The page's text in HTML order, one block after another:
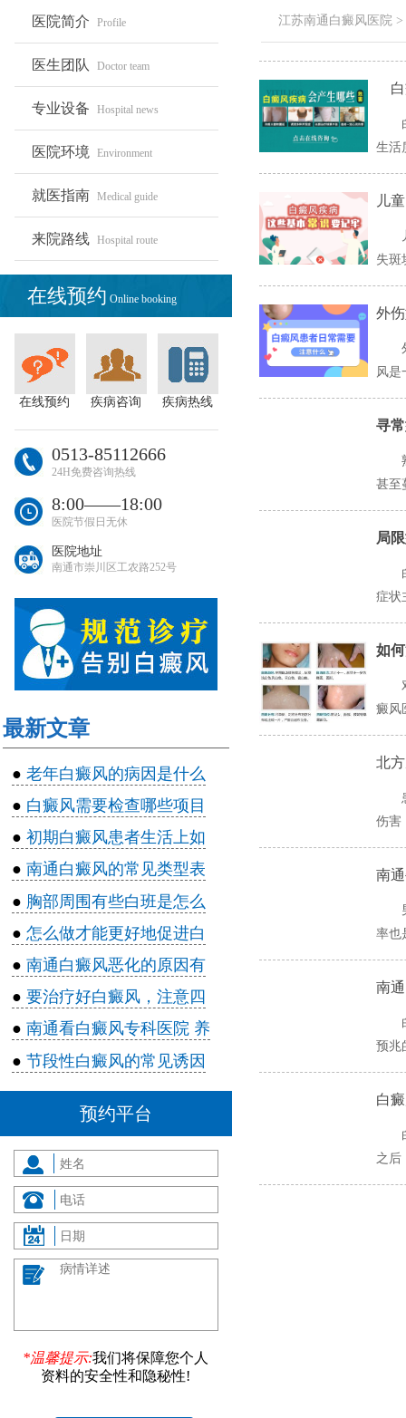
医院简介 Profile
医生团队 Doctor team
专业设备 Hospital news
医院环境 Environment
就医指南 Medical guide
来院路线 Hospital route
在线预约 Online booking
在线预约 疾病咨询 疾病热线
0513-85112666
24H免费咨询热线
8:00――18:00
医院节假日无休
医院地址
南通市崇川区工农路252号
最新文章
● 老年白癜风的病因是什么
● 白癜风需要检查哪些项目
● 初期白癜风患者生活上如
● 南通白癜风的常见类型表
● 胸部周围有些白班是怎么
● 怎么做才能更好地促进白
● 南通白癜风恶化的原因有
● 要治疗好白癜风，注意四
● 南通看白癜风专科医院 养
● 节段性白癜风的常见诱因
预约平台
*温馨提示:我们将保障您个人
资料的安全性和隐秘性!
江苏南通白癜风医院
白
生活
儿
失斑
外
风是
寻
甚至
局
症状
如
癜风
北
伤害
南
率也
南
预兆
白
之后